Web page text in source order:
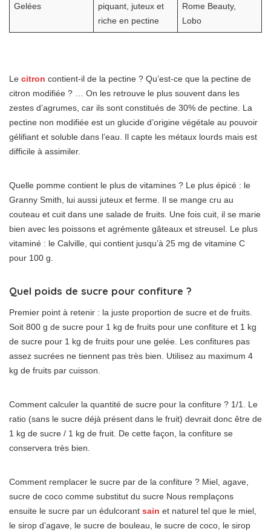
Gelées
piquant, juteux et
riche en pectine
Rome Beauty,
Lobo
Le citron contient-il de la pectine ? Qu’est-ce que la pectine de
citron modifiée ? … On les retrouve le plus souvent dans les
zestes d’agrumes, car ils sont constitués de 30% de pectine. La
pectine non modifiée est un glucide d’origine végétale au pouvoir
gélifiant et soluble dans l’eau. Il capte les métaux lourds mais est
difficile à assimiler.
Quelle pomme contient le plus de vitamines ? Le plus épicé : le
Granny Smith, lui aussi juteux et ferme. Il se mange cru au
couteau et cuit dans une salade de fruits. Une fois cuit, il se marie
bien avec les poissons et agrémente gâteaux et streusel. Le plus
vitaminé : le Calville, qui contient jusqu’à 25 mg de vitamine C
pour 100 g.
Quel poids de sucre pour confiture ?
Premier point à retenir : la juste proportion de sucre et de fruits.
Soit 800 g de sucre pour 1 kg de fruits pour une confiture et 1 kg
de sucre pour 1 kg de fruits pour une gelée. Les confitures pas
assez sucrées ne tiennent pas très bien. Utilisez au maximum 4
kg de fruits par cuisson.
Comment calculer la quantité de sucre pour la confiture ? 1/1. Le
ratio (sans le sucre déjà présent dans le fruit) devrait donc être de
1 kg de sucre / 1 kg de fruit. De cette façon, la confiture se
conservera très bien.
Comment remplacer le sucre par de la confiture ? Miel, agave,
sucre de coco comme substitut du sucre Nous remplaçons
ensuite le sucre par un édulcorant sain et naturel tel que le miel,
le sirop d’agave, le sucre de bouleau, le sucre de coco, le sirop